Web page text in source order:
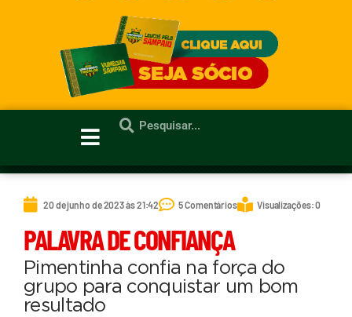
20 de junho de 2023 às 21:42 5 Comentários Visualizações: 0
PALAVRA DE CONFIANÇA
Pimentinha confia na força do
grupo para conquistar um bom
resultado